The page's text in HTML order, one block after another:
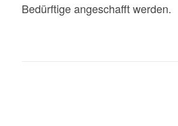
Bedürftige angeschafft werden.